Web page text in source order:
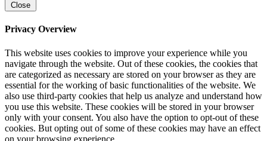
Close
Privacy Overview
This website uses cookies to improve your experience while you
navigate through the website. Out of these cookies, the cookies that
are categorized as necessary are stored on your browser as they are
essential for the working of basic functionalities of the website. We
also use third-party cookies that help us analyze and understand how
you use this website. These cookies will be stored in your browser
only with your consent. You also have the option to opt-out of these
cookies. But opting out of some of these cookies may have an effect
on your browsing experience.